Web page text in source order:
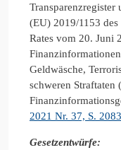
(EU) 2019/1153 des
Rates vom 20. Juni
Geldwäsche,
schweren Straftaten
2021 Nr. 37, S.
Gesetzentwürfe: